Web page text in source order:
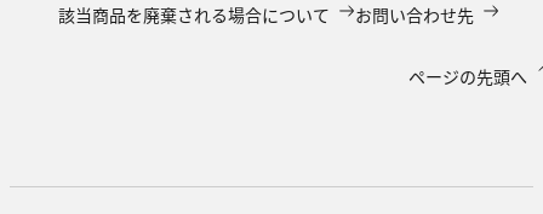
該当商品を廃棄される場合について
お問い合わせ先
ページの先頭へ